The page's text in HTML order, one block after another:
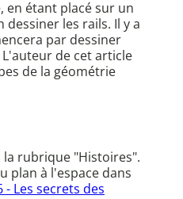
en étant placé sur un
les rails. Il y a
par dessiner
de cet article
de la géométrie
la rubrique "Histoires".
plan à l'espace dans
Les secrets des